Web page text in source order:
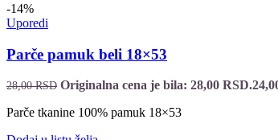
-14%
Uporedi
Parče pamuk beli 18×53
28,00RSD Originalna cena je bila: 28,00 RSD.
Parče tkanine 100% pamuk 18×53